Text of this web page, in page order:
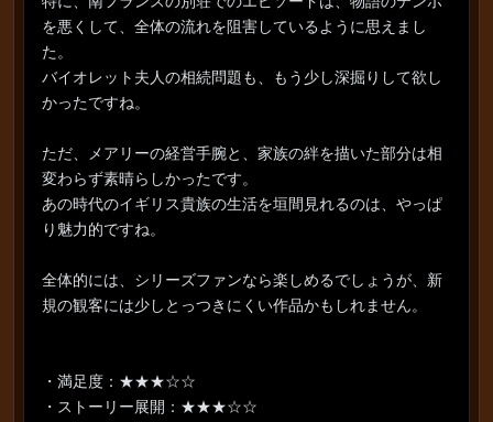
を悪くして、全体の流れを阻害しているように思えまし
た。
バイオレット夫人の相続問題も、もう少し深掘りして欲し
かったですね。
ただ、メアリーの経営手腕と、家族の絆を描いた部分は相
変わらず素晴らしかったです。
あの時代のイギリス貴族の生活を垣間見れるのは、やっぱ
り魅力的ですね。
全体的には、シリーズファンなら楽しめるでしょうが、新
規の観客には少しとっつきにくい作品かもしれません。
・満足度：★★★☆☆
・ストーリー展開：★★★☆☆